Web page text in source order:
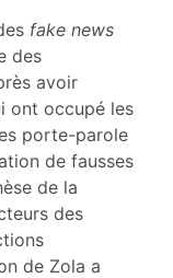
fake news
des
avoir
ont occupé les
porte-parole
de fausses
de la
des
de Zola a